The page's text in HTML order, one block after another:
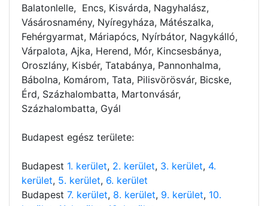
Balatonlelle, Encs, Kisvárda, Nagyhalász,
Vásárosnamény, Nyíregyháza, Mátészalka,
Fehérgyarmat, Máriapócs, Nyírbátor, Nagykálló,
Várpalota, Ajka, Herend, Mór, Kincsesbánya,
Oroszlány, Kisbér, Tatabánya, Pannonhalma,
Bábolna, Komárom, Tata, Pilisvörösvár, Bicske,
Érd, Százhalombatta, Martonvásár,
Százhalombatta, Gyál
Budapest egész területe:
Budapest 1. kerület, 2. kerület, 3. kerület, 4.
kerület, 5. kerület, 6. kerület
Budapest 7. kerület, 8. kerület, 9. kerület, 10.